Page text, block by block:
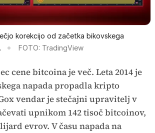
korekcijo od začetka bikovskega
FOTO: TradingView
cene bitcoina je več. Leta 2014 je
napada propadla kripto
vendar je stečajni upravitelj v
upnikom 142 tisoč bitcoinov,
evrov. V času napada na